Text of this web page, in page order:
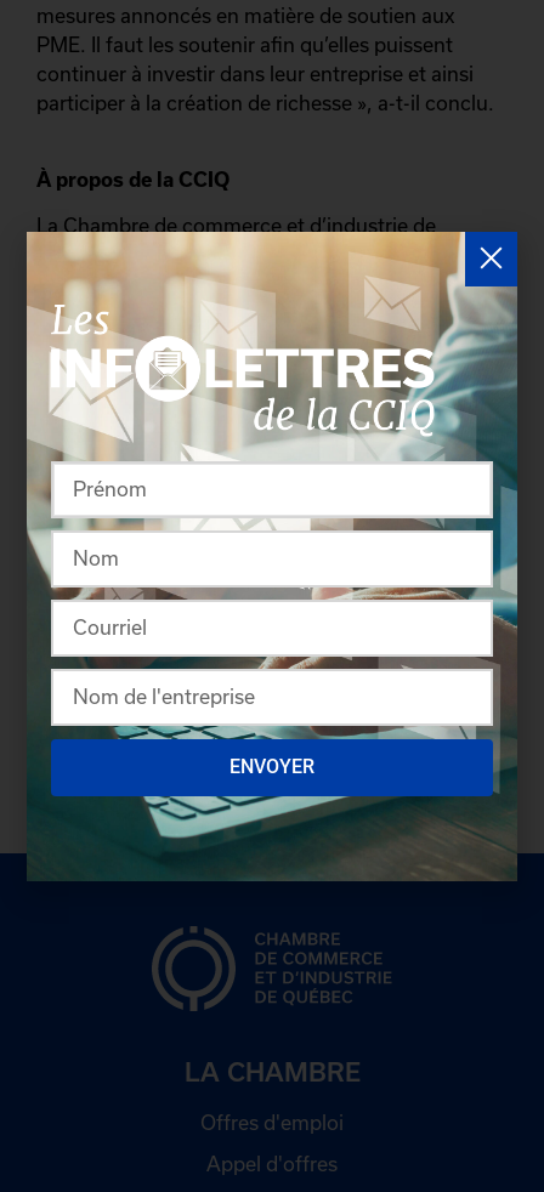
mesures annoncés en matière de soutien aux
PME. Il faut les soutenir afin qu’elles puissent
continuer à investir dans leur entreprise et ainsi
participer à la création de richesse », a-t-il conclu.
À propos de la CCIQ
La Chambre de commerce et d’industrie de
Québec regroupe plus de 4500 membres de la
communauté d’affaires de la grande région de
Québec provenant de tous les secteurs de
l’économie. Elle constitue le plus important
regroupement de gens d’affaires de l’est du
Québec. La CCIQ poursuit la mission d’être la voix
privilégiée des entrepreneurs de Québec et
propose à ses membres une offre des services
complète s’articulant autour de quatre volets : le
réseautage, le développement des compétences,
la reconnaissance du succès entrepreneurial et le
développement économique.
Source :
Sarah Vertefeuille
Chambre de commerce et d'industrie de Québec
svertefeuille@cciquebec.ca
LA CHAMBRE
Offres d'emploi
Appel d'offres
ENVOYER